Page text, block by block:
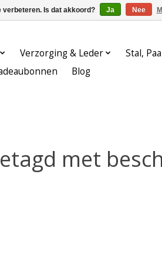
Verzorging & Leder Stal,
Blog
met
verbeteren. Is dat akkoord? Ja Nee